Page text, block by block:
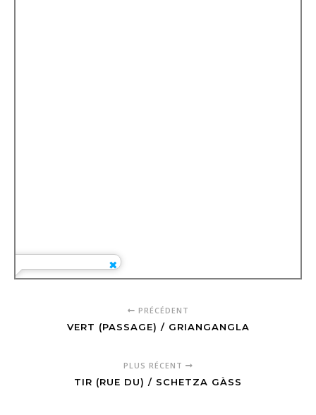
PRÉCÉDENT
VERT (PASSAGE) / GRIANGANGLA
PLUS RÉCENT
TIR (RUE DU) / SCHETZA GÀSS